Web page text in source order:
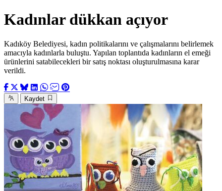
Kadınlar dükkan açıyor
Kadıköy Belediyesi, kadın politikalarını ve çalışmalarını belirlemek
amacıyla kadınlarla buluştu. Yapılan toplantıda kadınların el emeği
ürünlerini satabilecekleri bir satış noktası oluşturulmasına karar
verildi.
Kaydet